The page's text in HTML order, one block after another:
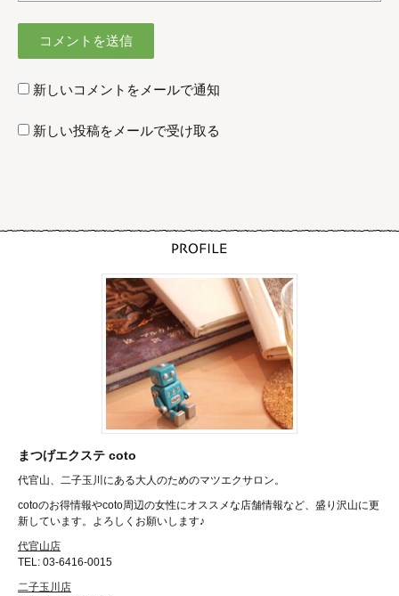
新しいコメントをメールで通知
新しい投稿をメールで受け取る
まつげエクステ coto
代官山、二子玉川にある大人のためのマツエクサロン。
cotoのお得情報やcoto周辺の女性にオススメな店舗情報など、盛り沢山に更
新しています。よろしくお願いします♪
代官山店
TEL: 03-6416-0015
二子玉川店